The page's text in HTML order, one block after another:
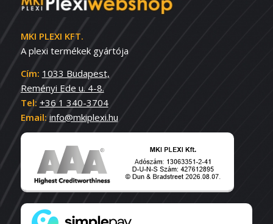
MKI PLEXI KFT.
A plexi termékek gyártója
Cím: 1033 Budapest,
Reményi Ede u. 4-8.
Tel: +36 1 340-3704
Email: info@mkiplexi.hu